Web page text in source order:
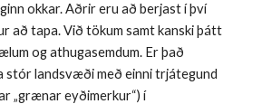
okkar. Aðrir eru að berjast í því
að tapa. Við tökum samt kanski þátt
og athugasemdum. Er það
stór landsvæði með einni trjátegund
„grænar eyðimerkur“) í